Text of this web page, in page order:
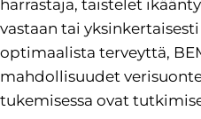
harrastaja, taistelet
vastaan tai
optimaalista terveyttä,
mahdollisuudet
tukemisessa ovat